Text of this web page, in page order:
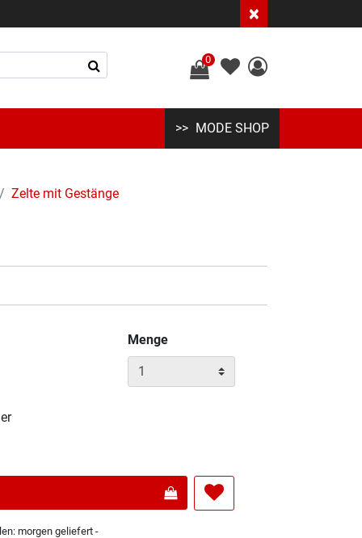
×
0
MODE SHOP
Zelte mit Gestänge
Menge
morgen geliefert -